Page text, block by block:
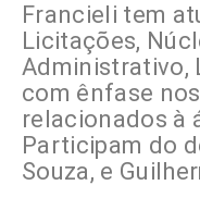
Francieli tem
Licitações,
Administrativo,
com ênfase
relacionados à
Participam do
Souza, e